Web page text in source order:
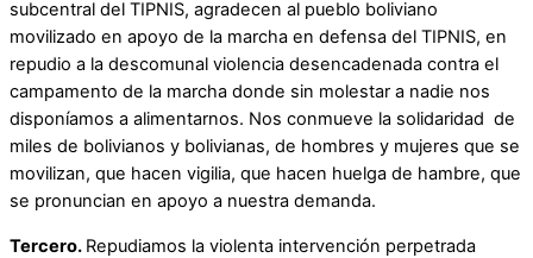
subcentral del TIPNIS, agradecen al pueblo boliviano
movilizado en apoyo de la marcha en defensa del TIPNIS, en
repudio a la descomunal violencia desencadenada contra el
campamento de la marcha donde sin molestar a nadie nos
disponíamos a alimentarnos. Nos conmueve la solidaridad de
miles de bolivianos y bolivianas, de hombres y mujeres que se
movilizan, que hacen vigilia, que hacen huelga de hambre, que
se pronuncian en apoyo a nuestra demanda.
Tercero. Repudiamos la violenta intervención perpetrada